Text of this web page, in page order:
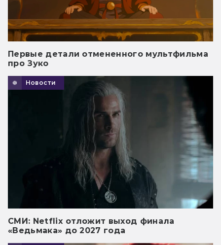
Первые детали отмененного мультфильма
про Зуко
Новости
СМИ: Netflix отложит выход финала
«Ведьмака» до 2027 года